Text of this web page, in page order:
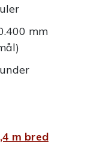
mm
m bred